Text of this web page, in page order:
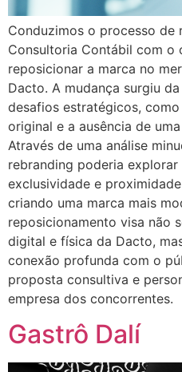
Conduzimos o processo de
Consultoria Contábil com
reposicionar a marca no
Dacto. A mudança surgiu
desafios estratégicos,
original e a ausência de
Através de uma análise
rebranding poderia
exclusividade e
criando uma marca mais
reposicionamento visa não
digital e física da Dacto,
conexão profunda com o
proposta consultiva e
empresa dos concorrentes​​.
Gastrô Dalí